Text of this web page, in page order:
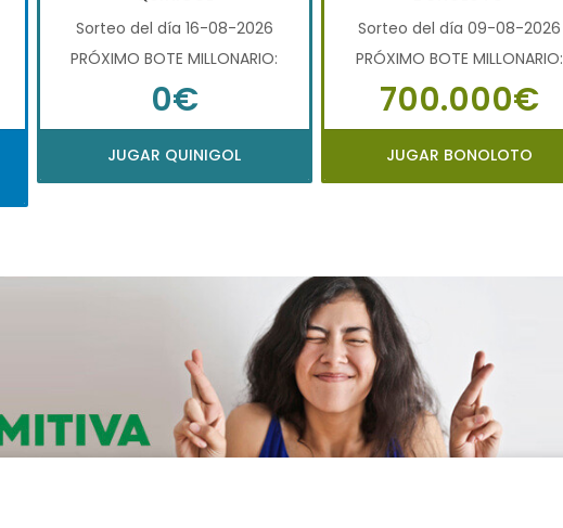
Sorteo del día 16-08-2026
PRÓXIMO BOTE MILLONARIO:
0€
JUGAR QUINIGOL
Sorteo del día 09-08-2026
PRÓXIMO BOTE MILLONARIO:
700.000€
JUGAR BONOLOTO